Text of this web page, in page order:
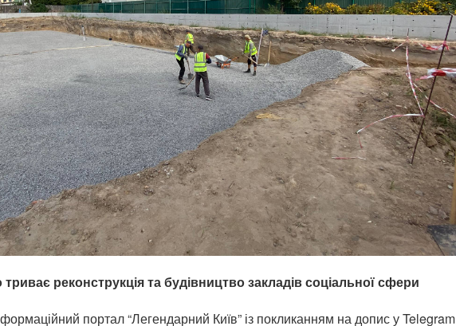
реконструкція та будівництво закладів соціальної сфери
портал “Легендарний Київ” із покликанням на допис у Telegram